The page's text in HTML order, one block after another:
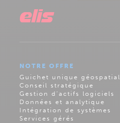
NOTRE OFFRE
Guichet unique géospatial
Conseil stratégique
Gestion d’actifs logiciels
Données et analytique
Intégration de systèmes
Services gérés